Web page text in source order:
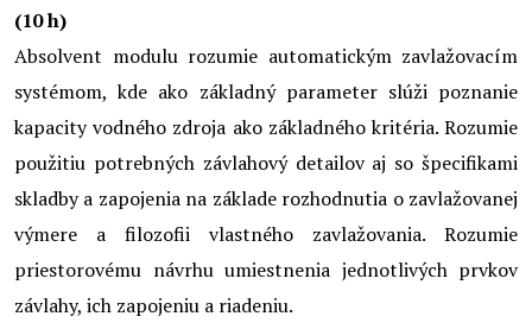
(10 h)
Absolvent modulu rozumie automatickým zavlažovacím
systémom, kde ako základný parameter slúži poznanie
kapacity vodného zdroja ako základného kritéria. Rozumie
použitiu potrebných závlahový detailov aj so špecifikami
skladby a zapojenia na základe rozhodnutia o zavlažovanej
výmere a filozofii vlastného zavlažovania. Rozumie
priestorovému návrhu umiestnenia jednotlivých prvkov
závlahy, ich zapojeniu a riadeniu.